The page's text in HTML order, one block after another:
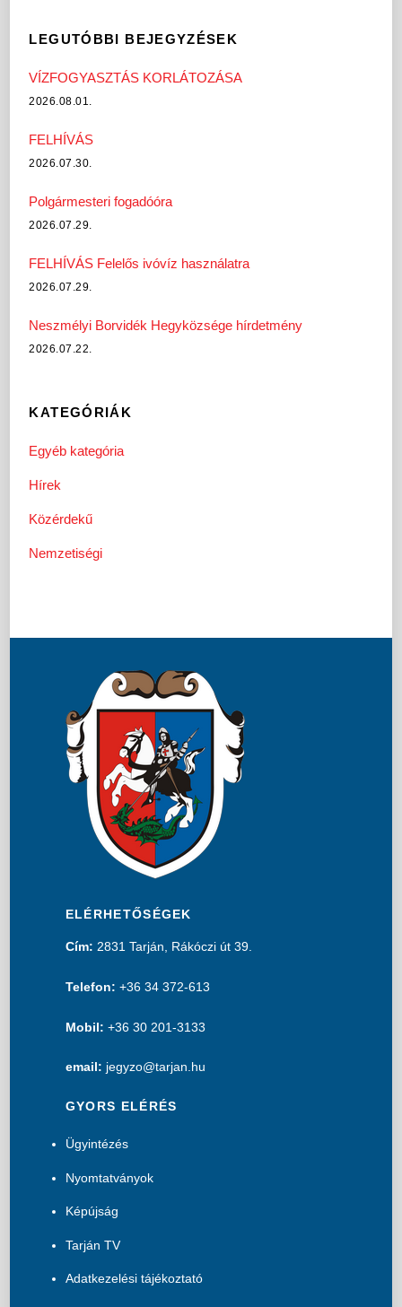
LEGUTÓBBI BEJEGYZÉSEK
VÍZFOGYASZTÁS KORLÁTOZÁSA
2026.08.01.
FELHÍVÁS
2026.07.30.
Polgármesteri fogadóóra
2026.07.29.
FELHÍVÁS Felelős ivóvíz használatra
2026.07.29.
Neszmélyi Borvidék Hegyközsége hírdetmény
2026.07.22.
KATEGÓRIÁK
Egyéb kategória
Hírek
Közérdekű
Nemzetiségi
ELÉRHETŐSÉGEK
Cím: 2831 Tarján, Rákóczi út 39.
Telefon: +36 34 372-613
Mobil: +36 30 201-3133
email: jegyzo@tarjan.hu
GYORS ELÉRÉS
Ügyintézés
Nyomtatványok
Képújság
Tarján TV
Adatkezelési tájékoztató